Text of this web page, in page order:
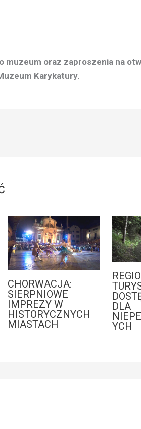
muzeum oraz zaproszenia na
Karykatury.
CHORWACJA:
SIERPNIOWE
IMPREZY W
HISTORYCZNYCH
MIASTACH
DLA
YCH